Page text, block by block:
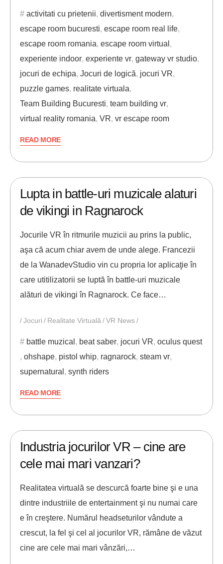
activitati cu prietenii, divertisment modern,
escape room bucuresti, escape room real life,
escape room romania, escape room virtual ,
experiente indoor, experiente vr, gateway vr studio,
jocuri de echipa, Jocuri de logică, jocuri VR,
puzzle games, realitate virtuala,
Team Building Bucuresti, team building vr,
virtual reality romania, VR, vr escape room
READ MORE
Lupta in battle-uri muzicale alaturi
de vikingi in Ragnarock
Jocurile VR în ritmurile muzicii au prins la public,
aşa că acum chiar avem de unde alege. Francezii
de la WanadevStudio vin cu propria lor aplicaţie în
care utitilizatorii se luptă în battle-uri muzicale
alături de vikingi în Ragnarock. Ce face…
Jocuri Realitate Virtuală VR News
battle muzical , beat saber, jocuri VR, oculus quest
, ohshape, pistol whip, ragnarock, steam vr,
supernatural , synth riders
READ MORE
Industria jocurilor VR – cine are
cele mai mari vanzari?
Realitatea virtuală se descurcă foarte bine şi e una
dintre industriile de entertainment şi nu numai care
e în creştere. Numărul headseturilor vândute a
crescut, la fel şi cel al jocurilor VR, rămâne de văzut
cine are cele mai mari vânzări,…